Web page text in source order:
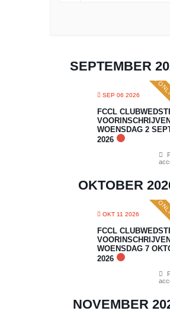
SEPTEMBER
SEP 06 2026
FCCL
WOENSDAG 2
2026
OKTOBER
OKT 11 2026
FCCL
WOENSDAG 7
2026
NOVEMBER